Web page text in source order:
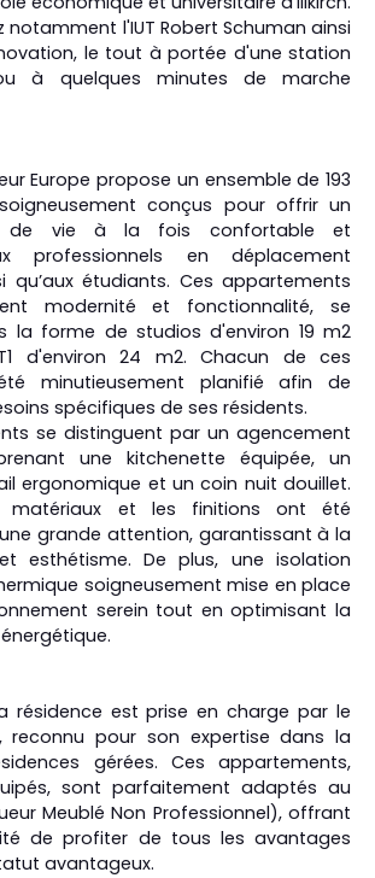
notamment l'IUT Robert Schuman ainsi
le tout à portée d'une station
à quelques minutes de marche
Europe propose un ensemble de 193
conçus pour offrir un
de vie à la fois confortable et
professionnels en déplacement
qu’aux étudiants. Ces appartements
modernité et fonctionnalité, se
la forme de studios d'environ 19 m2
d'environ 24 m2. Chacun de ces
minutieusement planifié afin de
spécifiques de ses résidents.
se distinguent par un agencement
une kitchenette équipée, un
ergonomique et un coin nuit douillet.
matériaux et les finitions ont été
grande attention, garantissant à la
esthétisme. De plus, une isolation
soigneusement mise en place
serein tout en optimisant la
résidence est prise en charge par le
reconnu pour son expertise dans la
gérées. Ces appartements,
sont parfaitement adaptés au
Meublé Non Professionnel), offrant
de profiter de tous les avantages
avantageux.